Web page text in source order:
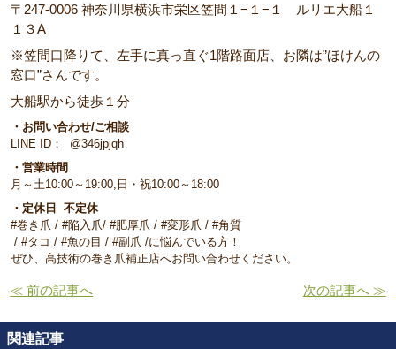
〒247-0006 神奈川県横浜市栄区笠間１−１−１ ルリエ大船１
１３A
※笠間口降りて、左手に真っ直ぐ1階路面店、お隣は”ほけんの
窓口”さんです。
大船駅から徒歩１分
・お問い合わせ/ご相談
LINE ID： @346jpjqh
・営業時間
月～土10:00～19:00,日・祝10:00～18:00
・定休日 不定休
#巻き爪 / #陥入爪/ #肥厚爪 / #変形爪 / #角質
/ #タコ / #魚の目 / #副爪 /に悩んでいる方！
ぜひ、高技術の巻き爪補正店へお問い合わせください。
≪ 前の記事へ 次の記事へ ≫
関連記事